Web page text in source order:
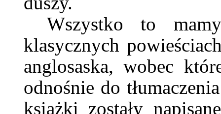
Wszystko to
klasycznych
anglosaska, wobec
odnośnie do
książki zostały